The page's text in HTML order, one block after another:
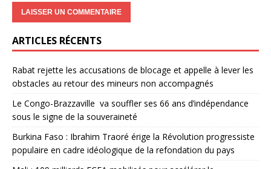
ARTICLES RÉCENTS
Rabat rejette les accusations de blocage et appelle à lever les
obstacles au retour des mineurs non accompagnés
Le Congo-Brazzaville va souffler ses 66 ans d’indépendance
sous le signe de la souveraineté
Burkina Faso : Ibrahim Traoré érige la Révolution progressiste
populaire en cadre idéologique de la refondation du pays